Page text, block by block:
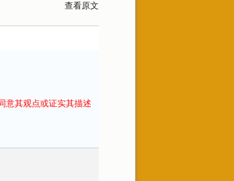
查看原文
意其观点或证实其描述